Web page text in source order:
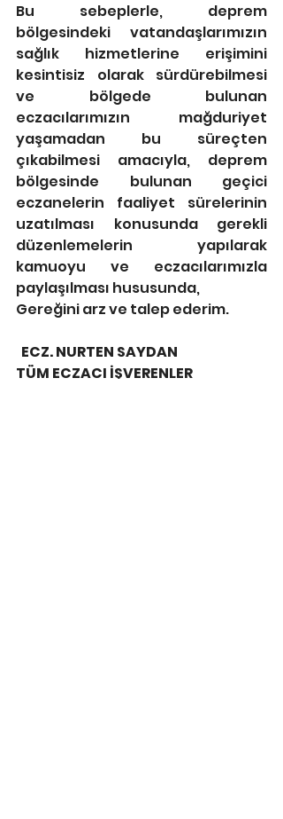
Bu sebeplerle, deprem
bölgesindeki vatandaşlarımızın
sağlık hizmetlerine erişimini
kesintisiz olarak sürdürebilmesi
ve bölgede bulunan
eczacılarımızın mağduriyet
yaşamadan bu süreçten
çıkabilmesi amacıyla, deprem
bölgesinde bulunan geçici
eczanelerin faaliyet sürelerinin
uzatılması konusunda gerekli
düzenlemelerin yapılarak
kamuoyu ve eczacılarımızla
paylaşılması hususunda,
Gereğini arz ve talep ederim.
ECZ. NURTEN SAYDAN
TÜM ECZACI İŞVERENLER